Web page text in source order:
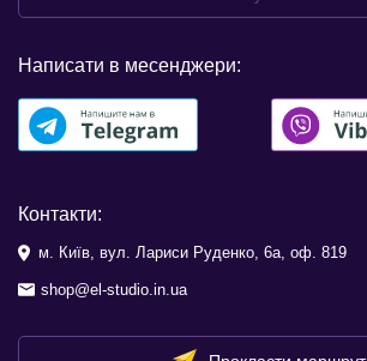
Написати в месенджери:
Контакти:
м. Київ, вул. Лариси Руденко, 6а, оф. 819
shop@el-studio.in.ua